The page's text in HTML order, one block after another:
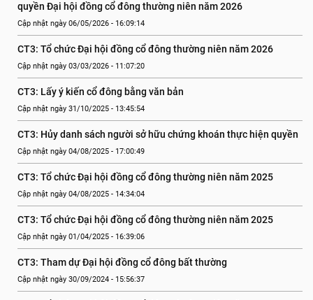
quyền Đại hội đồng cổ đông thường niên năm 2026
Cập nhật ngày 06/05/2026 - 16:09:14
CT3: Tổ chức Đại hội đồng cổ đông thường niên năm 2026
Cập nhật ngày 03/03/2026 - 11:07:20
CT3: Lấy ý kiến cổ đông bằng văn bản
Cập nhật ngày 31/10/2025 - 13:45:54
CT3: Hủy danh sách người sở hữu chứng khoán thực hiện quyền
Cập nhật ngày 04/08/2025 - 17:00:49
CT3: Tổ chức Đại hội đồng cổ đông thường niên năm 2025
Cập nhật ngày 04/08/2025 - 14:34:04
CT3: Tổ chức Đại hội đồng cổ đông thường niên năm 2025
Cập nhật ngày 01/04/2025 - 16:39:06
CT3: Tham dự Đại hội đồng cổ đông bất thường
Cập nhật ngày 30/09/2024 - 15:56:37